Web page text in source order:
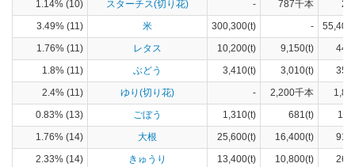
1.14% (10)
スターチス(切り花) - 787千本
3.49% (11)
米 300,300(t) -
1.76% (11)
レタス 10,200(t) 9,150(t)
1.8% (11)
ぶどう 3,410(t) 3,010(t)
2.4% (11)
ゆり(切り花) - 2,200千本
0.83% (13)
ごぼう 1,310(t) 681(t)
1.76% (14)
大根 25,600(t) 16,400(t)
2.33% (14)
きゅうり 13,400(t) 10,800(t)